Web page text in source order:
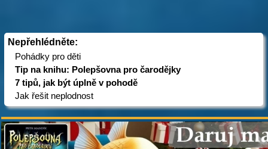
Nepřehlédněte:
Pohádky pro děti
Tip na knihu: Polepšovna pro čarodějky
7 tipů, jak být úplně v pohodě
Jak řešit neplodnost